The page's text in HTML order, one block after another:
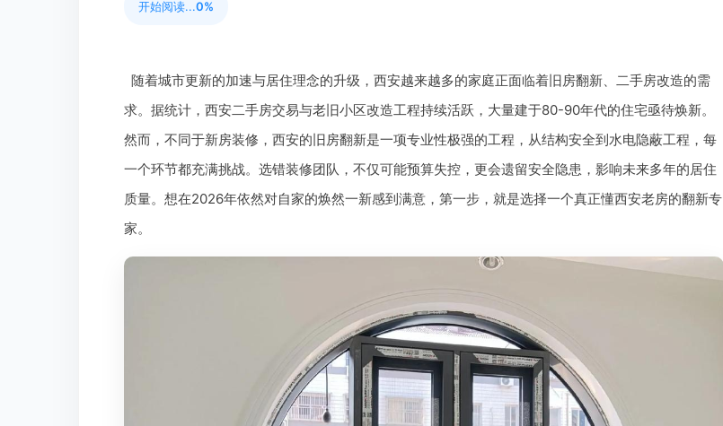
开始阅读...0%
随着城市更新的加速与居住理念的升级，西安越来越多的家庭正面临着旧房翻新、二手房改造的需
求。据统计，西安二手房交易与老旧小区改造工程持续活跃，大量建于80-90年代的住宅亟待焕新。
然而，不同于新房装修，西安的旧房翻新是一项专业性极强的工程，从结构安全到水电隐蔽工程，每
一个环节都充满挑战。选错装修团队，不仅可能预算失控，更会遗留安全隐患，影响未来多年的居住
质量。想在2026年依然对自家的焕然一新感到满意，第一步，就是选择一个真正懂西安老房的翻新专
家。